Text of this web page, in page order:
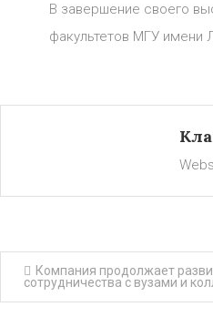
В завершение своего
факультетов МГУ имени
Навигация
Компания продолжает
сотрудничества с вузами и